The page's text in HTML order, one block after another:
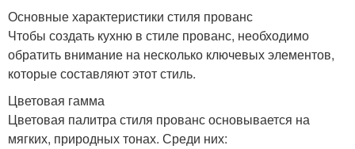
Основные характеристики стиля прованс
Чтобы создать кухню в стиле прованс, необходимо
обратить внимание на несколько ключевых элементов,
которые составляют этот стиль.
Цветовая гамма
Цветовая палитра стиля прованс основывается на
мягких, природных тонах. Среди них: